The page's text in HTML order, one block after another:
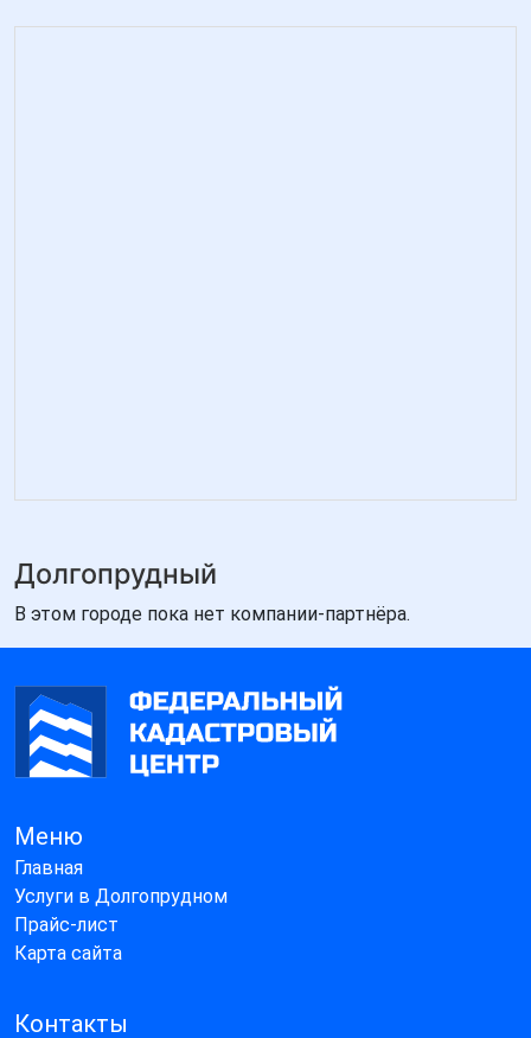
Долгопрудный
В этом городе пока нет компании-партнёра.
Меню
Главная
Услуги в Долгопрудном
Прайс-лист
Карта сайта
Контакты